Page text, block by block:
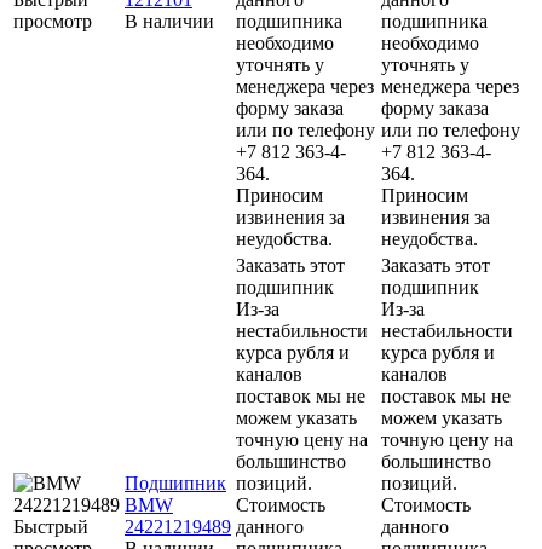
просмотр
В наличии
подшипника
необходимо
уточнять у
менеджера через
форму заказа
или по телефону
+7 812 363-4-
364.
Приносим
извинения за
неудобства.
подшипника
необходимо
уточнять у
менеджера через
форму заказа
или по телефону
+7 812 363-4-
364.
Приносим
извинения за
неудобства.
Быстрый
Подшипник
BMW
24221219489
Заказать этот
подшипник
Из-за
нестабильности
курса рубля и
каналов
поставок мы не
можем указать
точную цену на
большинство
позиций.
Стоимость
данного
Заказать этот
подшипник
Из-за
нестабильности
курса рубля и
каналов
поставок мы не
можем указать
точную цену на
большинство
позиций.
Стоимость
данного